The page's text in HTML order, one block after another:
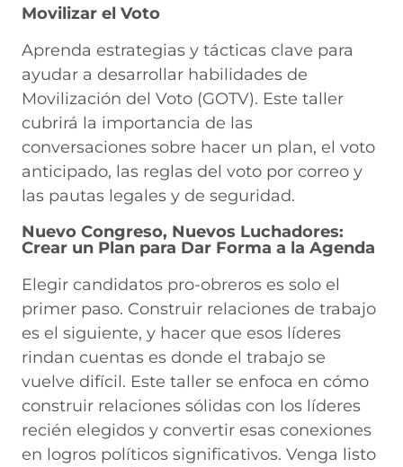
Movilizar el Voto
Aprenda estrategias y tácticas clave para
ayudar a desarrollar habilidades de
Movilización del Voto (GOTV). Este taller
cubrirá la importancia de las
conversaciones sobre hacer un plan, el voto
anticipado, las reglas del voto por correo y
las pautas legales y de seguridad.
Nuevo Congreso, Nuevos Luchadores:
Crear un Plan para Dar Forma a la Agenda
Elegir candidatos pro-obreros es solo el
primer paso. Construir relaciones de trabajo
es el siguiente, y hacer que esos líderes
rindan cuentas es donde el trabajo se
vuelve difícil. Este taller se enfoca en cómo
construir relaciones sólidas con los líderes
recién elegidos y convertir esas conexiones
en logros políticos significativos. Venga listo